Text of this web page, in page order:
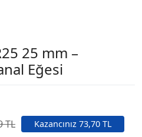
25 mm –
Eğesi
TL Kazancınız 73,70 TL